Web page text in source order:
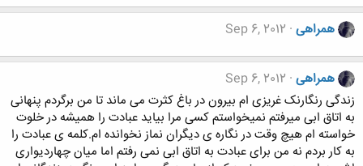
همراهی Sep 6, 2012
همراهی Sep 6, 2012
زندگی رنگارنک غریزی ام بیرون در باغ کثرت می ماند تا من برگردم پنهانی
به اتاق ابی میرفتم نمیخواستم کسی مرا بیاید عبادت را همیشه در خلوت
خواسته ام هیچ وقت در نگاره ی دیگران نماز نخوانده ام.کلمه ی عبادت را
به کار بردم نه من برای عبادت به اتاق ابی نمی رفتم اما میان چهاردیواری